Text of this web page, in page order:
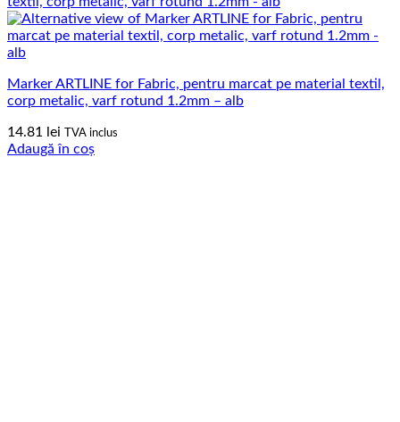
Marker ARTLINE for Fabric, pentru marcat pe material textil,
corp metalic, varf rotund 1.2mm – alb
14.81 lei TVA inclus
Adaugă în coș